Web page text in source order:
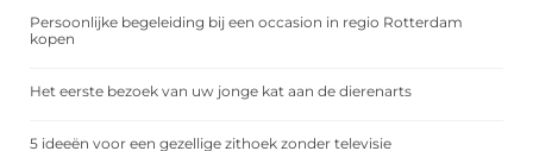
Persoonlijke begeleiding bij een occasion in regio Rotterdam
kopen
Het eerste bezoek van uw jonge kat aan de dierenarts
5 ideeën voor een gezellige zithoek zonder televisie